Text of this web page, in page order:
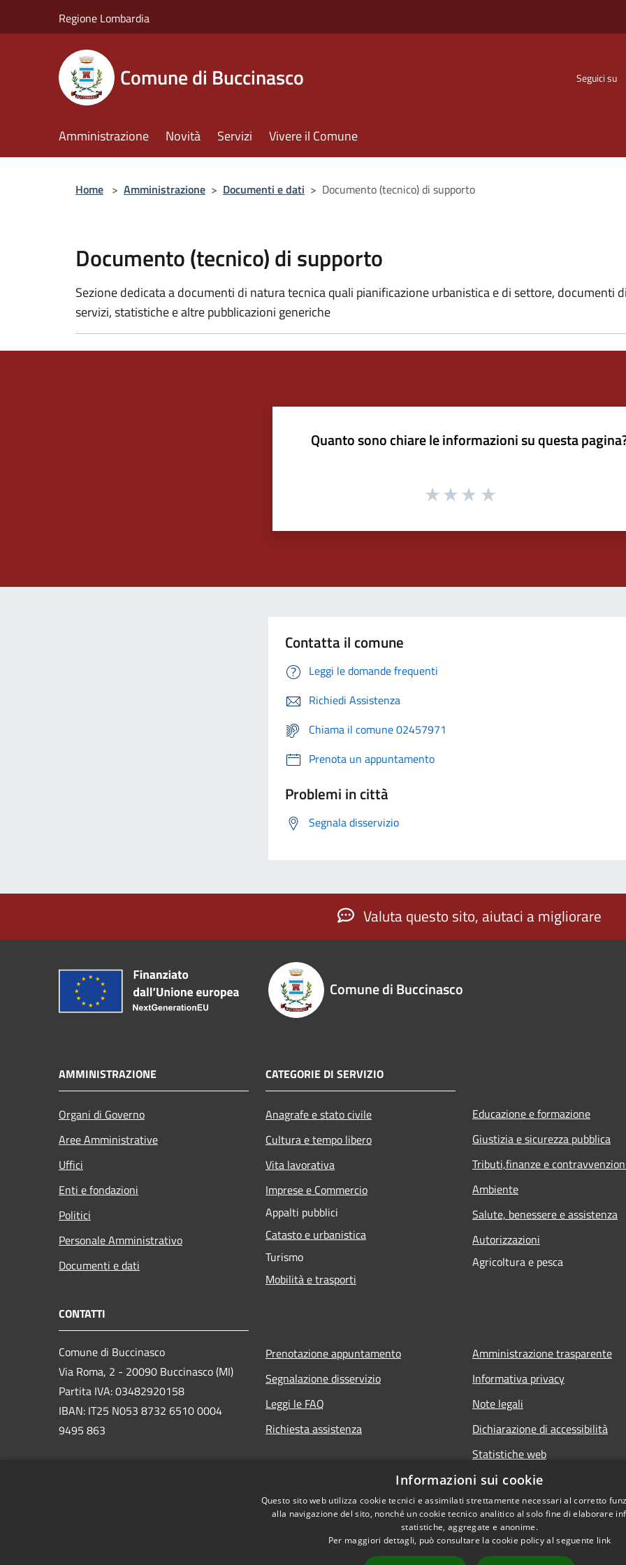
Regione Lombardia
Comune di Buccinasco Seguici su
Amministrazione Novità Servizi Vivere il Comune
Home > Amministrazione > Documenti e dati > Documento (tecnico) di supporto
Documento (tecnico) di supporto
Sezione dedicata a documenti di natura tecnica quali pianificazione urbanistica e di settore, documenti
servizi, statistiche e altre pubblicazioni generiche
Quanto sono chiare le informazioni su questa
Contatta il comune
Leggi le domande frequenti
Richiedi Assistenza
Chiama il comune 02457971
Prenota un appuntamento
Problemi in città
Segnala disservizio
Valuta questo sito, aiutaci a migliorare
Comune di Buccinasco
AMMINISTRAZIONE
Organi di Governo
Aree Amministrative
Uffici
Enti e fondazioni
Politici
Personale Amministrativo
Documenti e dati
CATEGORIE DI SERVIZIO
Anagrafe e stato civile
Cultura e tempo libero
Vita lavorativa
Imprese e Commercio
Appalti pubblici
Catasto e urbanistica
Turismo
Mobilità e trasporti
Educazione e formazione
Giustizia e sicurezza pubblica
Tributi,finanze e
Ambiente
Salute, benessere e assistenza
Autorizzazioni
Agricoltura e pesca
CONTATTI
Comune di Buccinasco
Via Roma, 2 - 20090 Buccinasco (MI)
Partita IVA: 03482920158
IBAN: IT25 N053 8732 6510 0004
9495 863
Prenotazione appuntamento
Segnalazione disservizio
Leggi le FAQ
Richiesta assistenza
Amministrazione trasparente
Informativa privacy
Note legali
Dichiarazione di accessibilità
Statistiche web
Informazioni sui cookie
Questo sito web utilizza cookie tecnici e assimilati strettamente necessari al corretto
alla navigazione del sito, nonché un cookie tecnico analitico al solo fine di elaborare
statistiche, aggregate e anonime.
Per maggiori dettagli, può consultare la cookie policy al seguente link